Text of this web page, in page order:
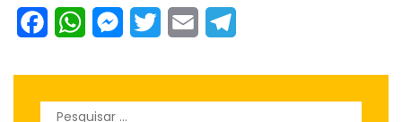
FacebookWhatsAppMessenger
Twitter Email
Pesquisar